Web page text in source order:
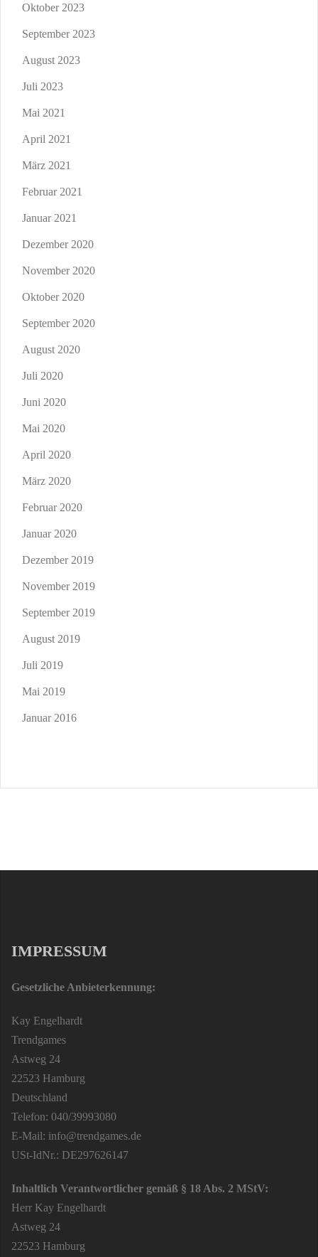
Oktober 2023
September 2023
August 2023
Juli 2023
Mai 2021
April 2021
März 2021
Februar 2021
Januar 2021
Dezember 2020
November 2020
Oktober 2020
September 2020
August 2020
Juli 2020
Juni 2020
Mai 2020
April 2020
März 2020
Februar 2020
Januar 2020
Dezember 2019
November 2019
September 2019
August 2019
Juli 2019
Mai 2019
Januar 2016
IMPRESSUM
Gesetzliche Anbieterkennung:
Kay Engelhardt
Trendgames
Astweg 24
22523 Hamburg
Deutschland
Telefon: 040/39993080
E-Mail: info@trendgames.de
USt-IdNr.: DE297626147
Inhaltlich Verantwortlicher gemäß § 18 Abs. 2 MStV:
Herr Kay Engelhardt
Astweg 24
22523 Hamburg